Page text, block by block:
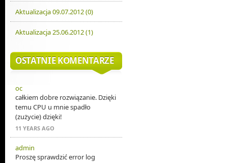
Aktualizacja 09.07.2012 (0)
Aktualizacja 25.06.2012 (1)
OSTATNIE KOMENTARZE
oc
całkiem dobre rozwiązanie. Dzięki
temu CPU u mnie spadło
(zużycie) dzięki!
11 YEARS AGO
admin
Proszę sprawdzić error log